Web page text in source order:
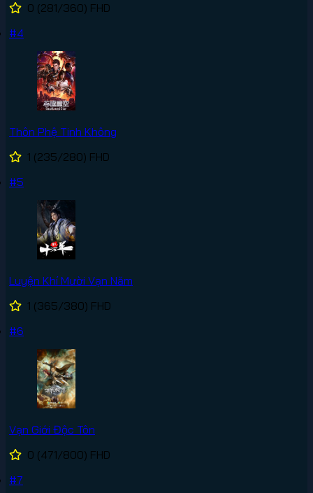
0 (281/360) FHD
#4
Thôn Phệ Tinh Không
1 (235/280) FHD
#5
Luyện Khí Mười Vạn Năm
1 (365/380) FHD
#6
Vạn Giới Độc Tôn
0 (471/800) FHD
#7